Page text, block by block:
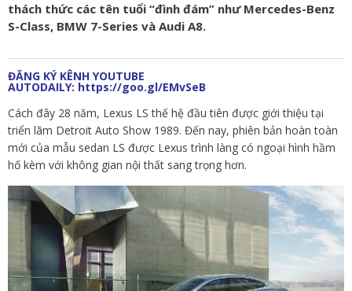
thách thức các tên tuổi “đình đám” như Mercedes-Benz
S-Class, BMW 7-Series và Audi A8.
ĐĂNG KÝ KÊNH YOUTUBE
AUTODAILY: https://goo.gl/EMvSeB
Cách đây 28 năm, Lexus LS thế hệ đầu tiên được giới thiệu tại
triển lãm Detroit Auto Show 1989. Đến nay, phiên bản hoàn toàn
mới của mẫu sedan LS được Lexus trình làng có ngoại hình hầm
hố kèm với không gian nội thất sang trọng hơn.